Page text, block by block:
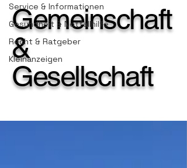
Service & Informationen
Gesundheit & Notfallhilfe
Recht & Ratgeber
Kleinanzeigen
Gemeinschaft
&
Gesellschaft